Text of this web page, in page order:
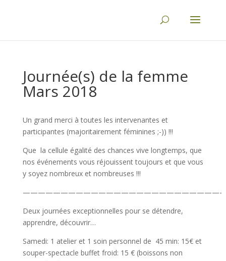
Journée(s) de la femme
Mars 2018
Un grand merci à toutes les intervenantes et
participantes (majoritairement féminines ;-)) !!!
Que la cellule égalité des chances vive longtemps, que
nos événements vous réjouissent toujours et que vous
y soyez nombreux et nombreuses !!!
——————————————————————————-
Deux journées exceptionnelles pour se détendre,
apprendre, découvrir…
Samedi: 1 atelier et 1 soin personnel de 45 min: 15€ et
souper-spectacle buffet froid: 15 € (boissons non